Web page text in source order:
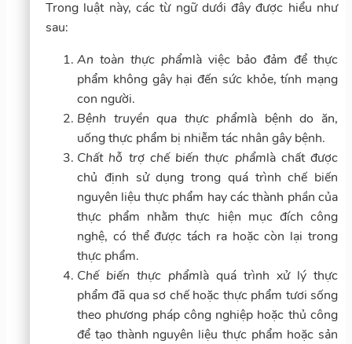
Trong luật này, các từ ngữ dưới đây được hiểu như
sau:
An toàn thực phẩmlà việc bảo đảm để thực
phẩm không gây hại đến sức khỏe, tính mạng
con người.
Bệnh truyền qua thực phẩmlà bệnh do ăn,
uống thực phẩm bị nhiễm tác nhân gây bệnh.
Chất hỗ trợ chế biến thực phẩmlà chất được
chủ định sử dụng trong quá trình chế biến
nguyên liệu thực phẩm hay các thành phần của
thực phẩm nhằm thực hiện mục đích công
nghệ, có thể được tách ra hoặc còn lại trong
thực phẩm.
Chế biến thực phẩmlà quá trình xử lý thực
phẩm đã qua sơ chế hoặc thực phẩm tươi sống
theo phương pháp công nghiệp hoặc thủ công
để tạo thành nguyên liệu thực phẩm hoặc sản